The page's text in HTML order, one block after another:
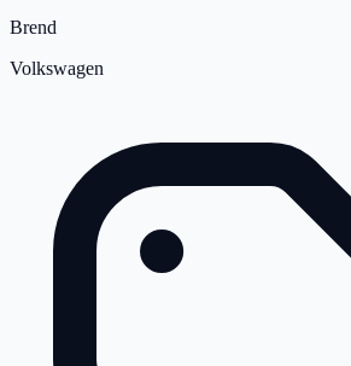
Brend
Volkswagen